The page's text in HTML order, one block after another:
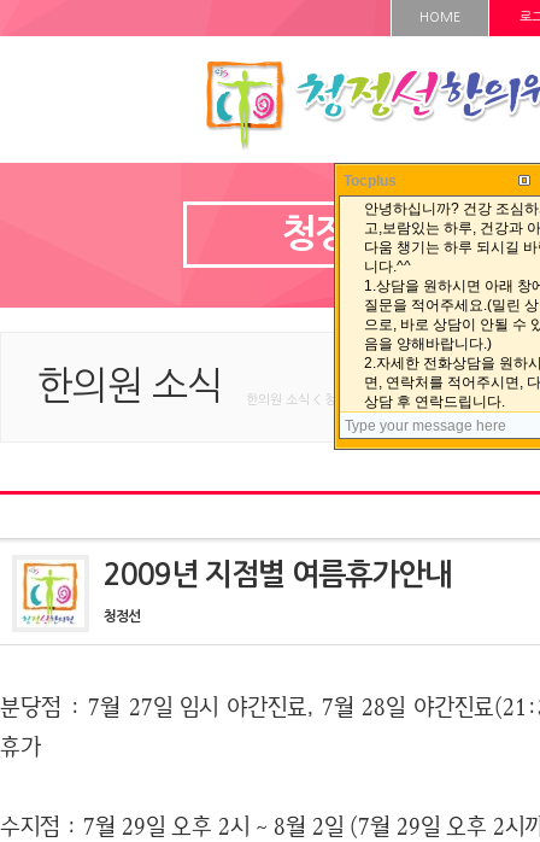
HOME 로
청정선 자료실
한의원 소식 한의원 소식 < 청정선 자료실 < HOME
2009년 지점별 여름휴가안내
청정선
분당점 : 7월 27일 임시 야간진료, 7월 28일 야간진료
휴가
수지점 : 7월 29일 오후 2시 ~ 8월 2일 (7월 29일 오후 2시
Tocplus